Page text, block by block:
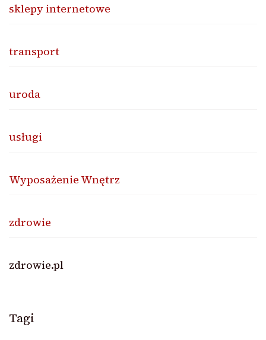
sklepy internetowe
transport
uroda
usługi
Wyposażenie Wnętrz
zdrowie
zdrowie.pl
Tagi